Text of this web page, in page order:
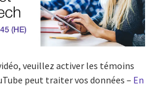
veuillez activer les témoins
peut traiter vos données – En